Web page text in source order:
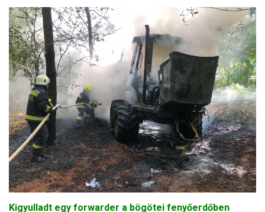
Kigyulladt egy forwarder a bögötei fenyőerdőben